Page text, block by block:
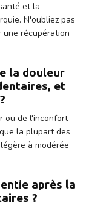
et la
N'oubliez pas
récupération
la douleur
et
ou de l'inconfort
la plupart des
à modérée
après la
?